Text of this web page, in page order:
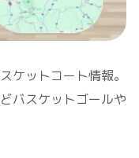
ケットコート情報。
バスケットゴールや